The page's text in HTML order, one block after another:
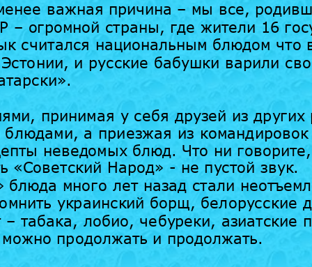
важная причина – мы все,
– огромной страны, где жители 16
считался национальным блюдом что
и русские бабушки варили
принимая у себя друзей из других
а приезжая из командировок
неведомых блюд. Что ни
«Советский Народ» - не пустой звук.
много лет назад стали
украинский борщ, белорусские
табака, лобио, чебуреки, азиатские
продолжать и продолжать.